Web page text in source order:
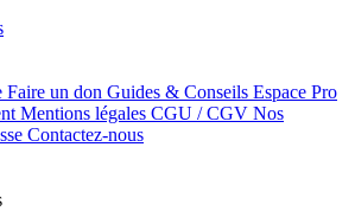
Faire un don Guides & Conseils Espace Pro
Mentions légales CGU / CGV Nos
Contactez-nous